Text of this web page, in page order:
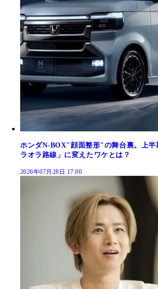
ホンダN-BOX"顔面整形"の舞台裏。上半
ラオラ路線」に変えたワケとは？
2026年07月28日 17:00